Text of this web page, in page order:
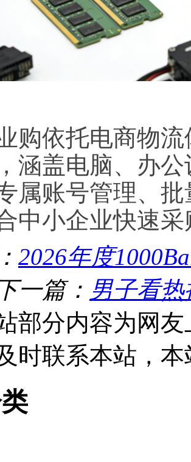
购依托电商物
涵盖电脑、办
属账号管理、
中小企业快速
2026年度
一篇： 男子看
部分内容为网
时联系本站，